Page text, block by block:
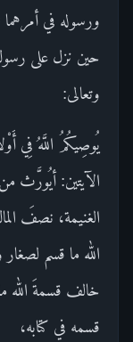
ورسوله في
حين نزل على رسول
وتعالى:
يُوصِيكُمُ اللَّهُ فِي
الآيتين: أيُورَّث
خالف قسمةَ الله
قسمه في كتابه،